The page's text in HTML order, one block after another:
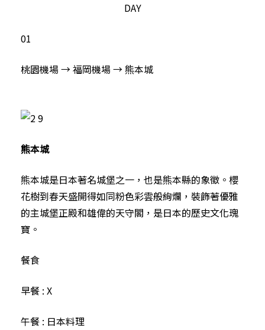
DAY
01
桃園機場 → 福岡機場 → 熊本城
熊本城
熊本城是日本著名城堡之一，也是熊本縣的象徵。櫻
花樹到春天盛開得如同粉色彩雲般絢爛，裝飾著優雅
的主城堡正殿和雄偉的天守閣，是日本的歷史文化瑰
寶。
餐食
早餐 : X
午餐 : 日本料理